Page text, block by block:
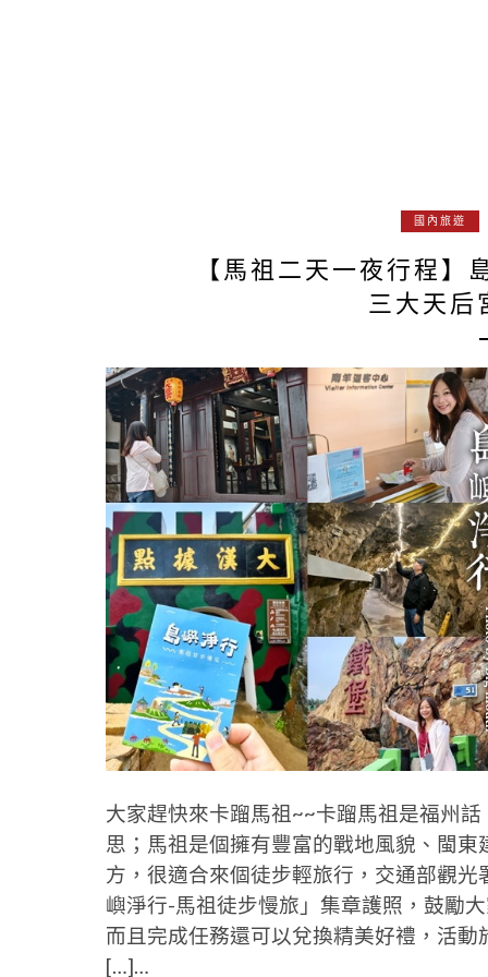
國內旅遊
【馬祖二天一夜行程】
三大天后
大家趕快來卡蹓馬祖~~卡蹓馬祖是福州
思；馬祖是個擁有豐富的戰地風貌、閩
方，很適合來個徒步輕旅行，交通部觀
嶼淨行-馬祖徒步慢旅」集章護照，鼓勵
而且完成任務還可以兌換精美好禮，活
[…]…